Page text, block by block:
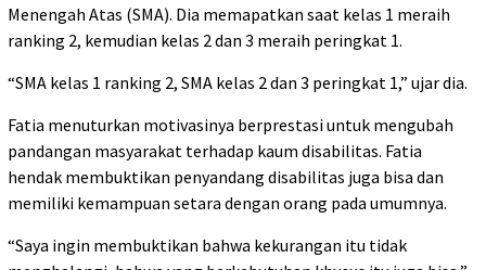
Menengah Atas (SMA). Dia memapatkan saat kelas 1 meraih
ranking 2, kemudian kelas 2 dan 3 meraih peringkat 1.
“SMA kelas 1 ranking 2, SMA kelas 2 dan 3 peringkat 1,” ujar dia.
Fatia menuturkan motivasinya berprestasi untuk mengubah
pandangan masyarakat terhadap kaum disabilitas. Fatia
hendak membuktikan penyandang disabilitas juga bisa dan
memiliki kemampuan setara dengan orang pada umumnya.
“Saya ingin membuktikan bahwa kekurangan itu tidak